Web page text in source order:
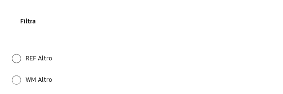
Filtra
REF Altro
WM Altro